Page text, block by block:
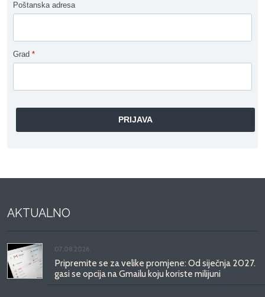
Poštanska adresa
Grad *
AKTUALNO
07.08.2026.
Pripremite se za velike promjene: Od siječnja 2027.
gasi se opcija na Gmailu koju koriste milijuni